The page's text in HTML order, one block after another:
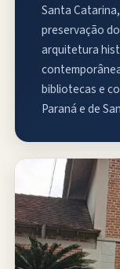
Santa
preservação
arquitetura
bibliotecas e
Paraná e de